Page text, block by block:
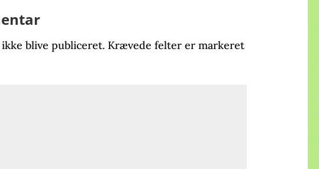
blive publiceret. Krævede felter er markeret